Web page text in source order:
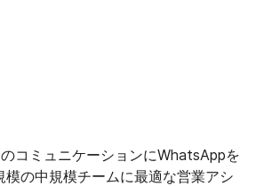
コミュニケーションにWhatsAppを
の中規模チームに最適な営業アシ